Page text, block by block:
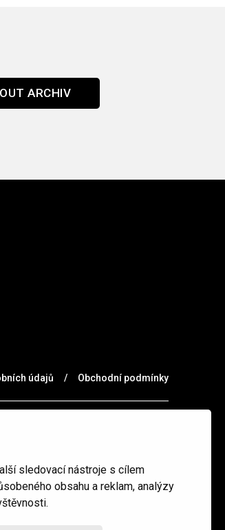
sledovací nástroje s cílem
obsahu a reklam, analýzy
ARCHIV
údajů / Obchodní podmínky